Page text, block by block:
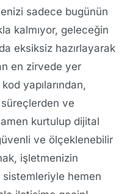
sadece bugünün
kalmıyor, geleceğin
eksiksiz hazırlayarak
en zirvede yer
yapılarından,
ve
kurtulup dijital
ve ölçeklenebilir
işletmenizin
sistemleriyle hemen